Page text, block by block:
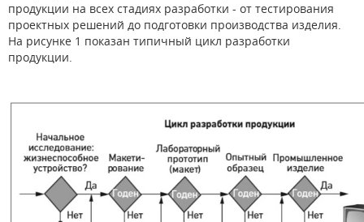
продукции на всех стадиях разработки - от тестирования
проектных решений до подготовки производства изделия.
На рисунке 1 показан типичный цикл разработки
продукции.